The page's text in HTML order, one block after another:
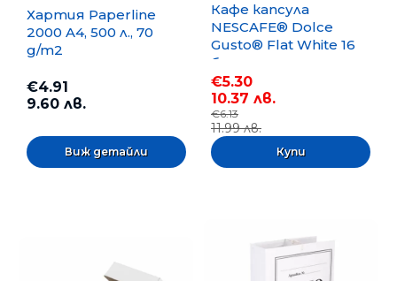
Хартия Paperline
2000 A4, 500 л., 70
g/m2
€4.91
9.60 лв.
Виж детайли
Кафе капсула
NESCAFE® Dolce
Gusto® Flat White 16
бр.
€5.30
10.37 лв.
€6.13
11.99 лв.